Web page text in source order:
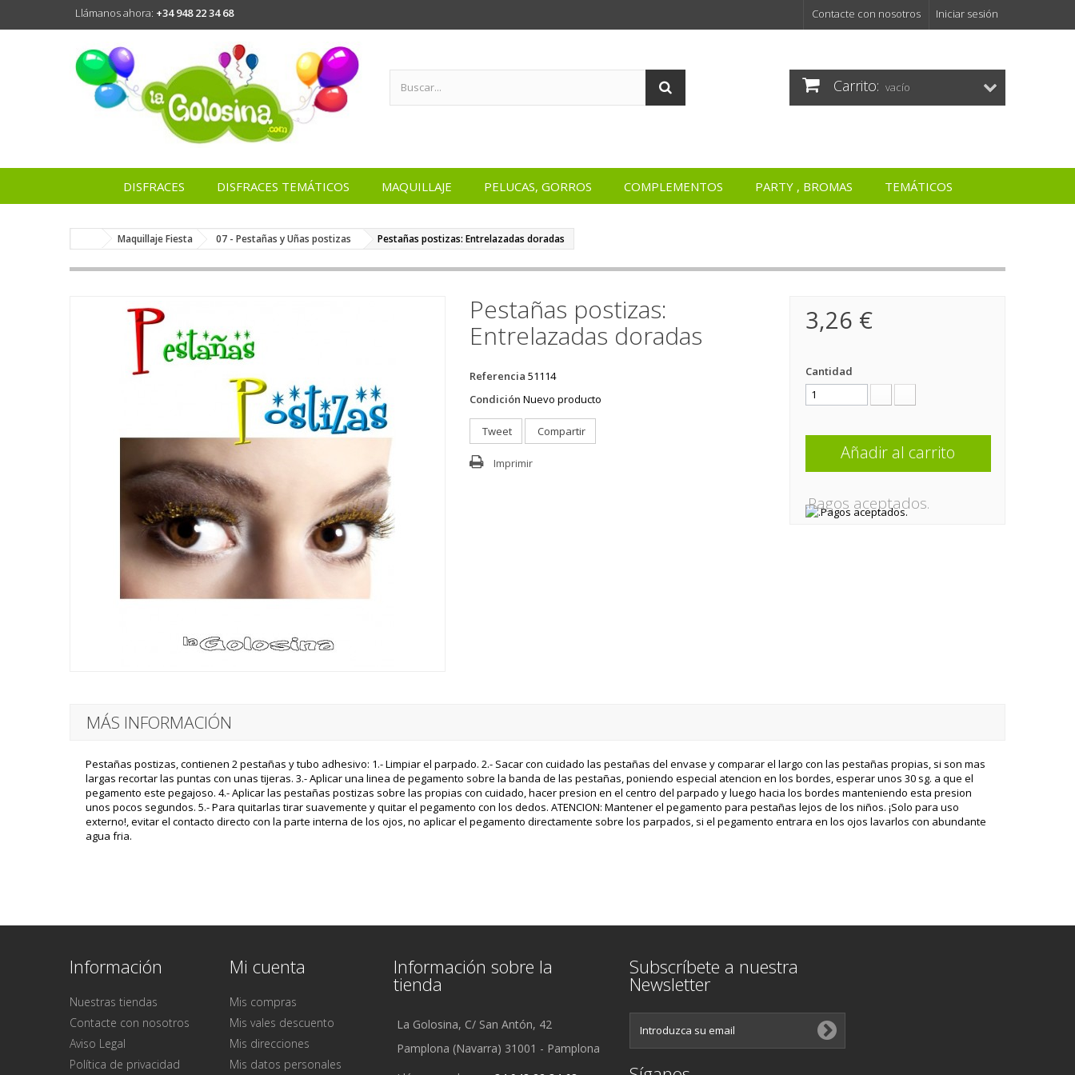
Iniciar sesión
Contacte con nosotros
Llámanos ahora: +34 948 22 34 68
Carrito: vacío
DISFRACES DISFRACES TEMÁTICOS MAQUILLAJE PELUCAS, GORROS COMPLEMENTOS PARTY , BROMAS TEMÁTICOS
Maquillaje Fiesta 07 - Pestañas y Uñas postizas Pestañas postizas: Entrelazadas doradas
Pestañas postizas:
Entrelazadas doradas
Referencia 51114
Condición Nuevo producto
Tweet Compartir
Imprimir
3,26 €
Cantidad
Añadir al carrito
.Pagos aceptados.
MÁS INFORMACIÓN
Pestañas postizas, contienen 2 pestañas y tubo adhesivo: 1.- Limpiar el parpado. 2.- Sacar con cuidado las pestañas del envase y comparar el largo con las pestañas propias, si son mas
largas recortar las puntas con unas tijeras. 3.- Aplicar una linea de pegamento sobre la banda de las pestañas, poniendo especial atencion en los bordes, esperar unos 30 sg. a que el
pegamento este pegajoso. 4.- Aplicar las pestañas postizas sobre las propias con cuidado, hacer presion en el centro del parpado y luego hacia los bordes manteniendo esta presion
unos pocos segundos. 5.- Para quitarlas tirar suavemente y quitar el pegamento con los dedos. ATENCION: Mantener el pegamento para pestañas lejos de los niños. ¡Solo para uso
externo!, evitar el contacto directo con la parte interna de los ojos, no aplicar el pegamento directamente sobre los parpados, si el pegamento entrara en los ojos lavarlos con abundante
agua fria.
Información
Nuestras tiendas
Contacte con nosotros
Aviso Legal
Política de privacidad
Mi cuenta
Mis compras
Mis vales descuento
Mis direcciones
Mis datos personales
Información sobre la
tienda
La Golosina, C/ San Antón, 42
Pamplona (Navarra) 31001 - Pamplona
Subscríbete a nuestra
Newsletter